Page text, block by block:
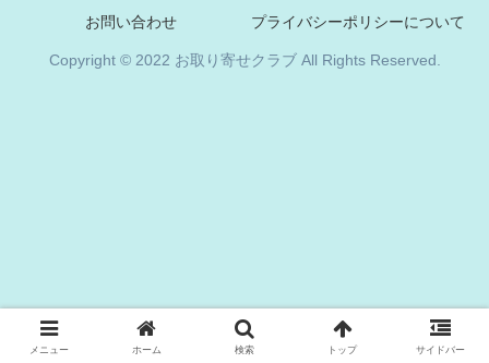
お問い合わせ プライバシーポリシーについて
Copyright © 2022 お取り寄せクラブ All Rights Reserved.
メニュー ホーム 検索 トップ サイドバー